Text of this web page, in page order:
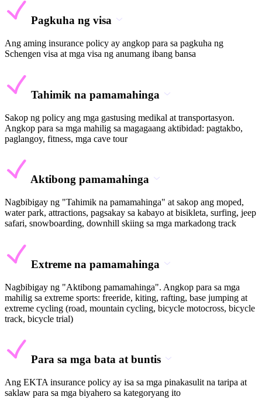
Pagkuha ng visa
Ang aming insurance policy ay angkop para sa pagkuha ng
Schengen visa at mga visa ng anumang ibang bansa
Tahimik na pamamahinga
Sakop ng policy ang mga gastusing medikal at transportasyon.
Angkop para sa mga mahilig sa magagaang aktibidad: pagtakbo,
paglangoy, fitness, mga cave tour
Aktibong pamamahinga
Nagbibigay ng "Tahimik na pamamahinga" at sakop ang moped,
water park, attractions, pagsakay sa kabayo at bisikleta, surfing, jeep
safari, snowboarding, downhill skiing sa mga markadong track
Extreme na pamamahinga
Nagbibigay ng "Aktibong pamamahinga". Angkop para sa mga
mahilig sa extreme sports: freeride, kiting, rafting, base jumping at
extreme cycling (road, mountain cycling, bicycle motocross, bicycle
track, bicycle trial)
Para sa mga bata at buntis
Ang EKTA insurance policy ay isa sa mga pinakasulit na taripa at
saklaw para sa mga biyahero sa kategoryang ito